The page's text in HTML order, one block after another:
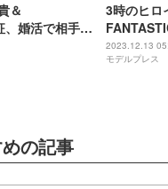
＆
、婚活で相手に
りすぎて監督
活1000本ノッ
3時のヒロ
に伝えて
から聞い
2023.12.13
モデルプレス
の記事